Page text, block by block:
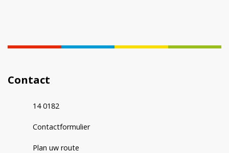
Contact
Telefoonnummer
14 0182
contactformulier
Contactformulier
plan uw route
Plan uw route